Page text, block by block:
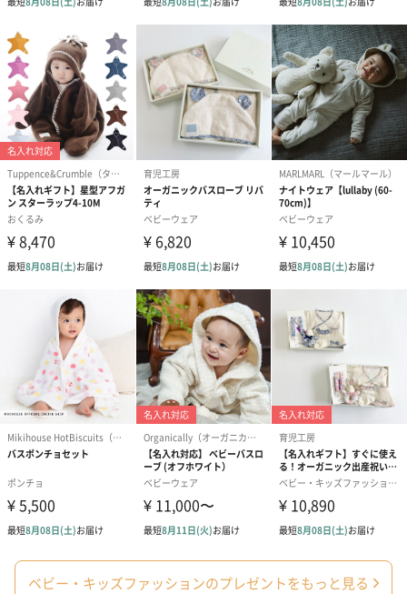
のしカード
商品の形質上、のしを直接添付できない商品にのし風のカードを
同梱します。
※のし下はご記入いただけません。
※カードのデザインは一部変更する場合があります。
結婚祝い（御結婚御
祝）（110円）
出産祝い（御出産御
祝）（110円）
内祝い_蝶結
（110円）
出産祝いちょい足しギフト
出産祝いギフトへの＋αにおすすめです。お母様にもお子様にも嬉
しいギフトオプションをご用意いたしました。
商品と同梱してお届けいたします。
ベビー・キッズファッションのプレゼントをもっと見る